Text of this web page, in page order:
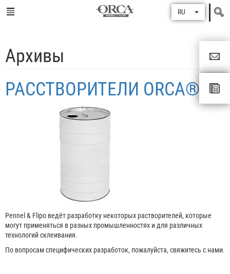
Поиск
по
RU
Архивы
РАССТВОРИТЕЛИ ORCA®
Pennel & Flipo ведёт разработку некоторых растворителей, которые
могут применяться в разных промышленностях и для различных
технологий склеивания.
По вопросам специфических разработок, пожалуйста, свяжитесь с нами.